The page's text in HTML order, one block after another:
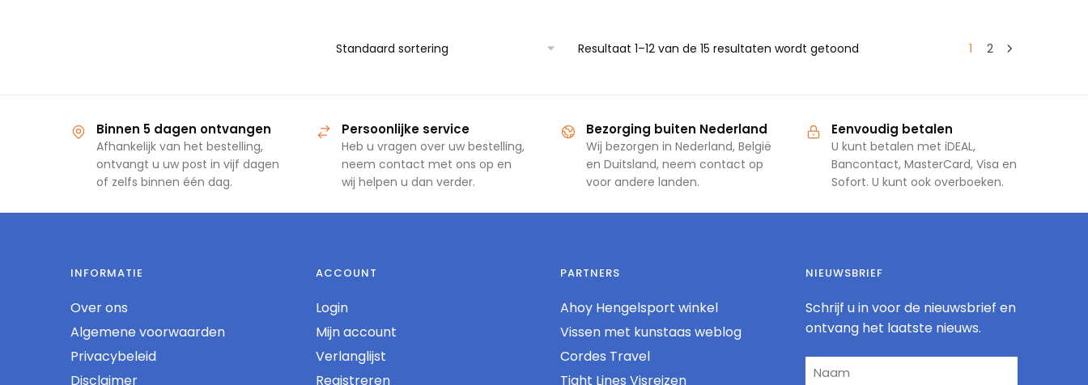
Resultaat 1–12 van de 15 resultaten wordt getoond 1 2
Binnen 5 dagen ontvangen
Afhankelijk van het bestelling,
ontvangt u uw post in vijf dagen
of zelfs binnen één dag.
Persoonlijke service
Heb u vragen over uw bestelling,
neem contact met ons op en
wij helpen u dan verder.
Bezorging buiten Nederland
Wij bezorgen in Nederland, België
en Duitsland, neem contact op
voor andere landen.
Eenvoudig betalen
U kunt betalen met iDEAL,
Bancontact, MasterCard, Visa en
Sofort. U kunt ook overboeken.
INFORMATIE
Over ons
Algemene voorwaarden
Privacybeleid
Disclaimer
ACCOUNT
Login
Mijn account
Verlanglijst
Registreren
PARTNERS
Ahoy Hengelsport winkel
Vissen met kunstaas weblog
Cordes Travel
Tight Lines Visreizen
NIEUWSBRIEF
Schrijf u in voor de nieuwsbrief en
ontvang het laatste nieuws.